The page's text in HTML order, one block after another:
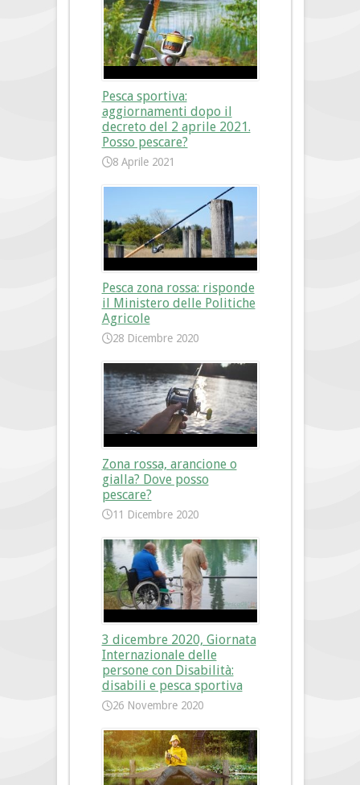
Pesca sportiva:
aggiornamenti dopo il
decreto del 2 aprile 2021.
Posso pescare?
8 Aprile 2021
Pesca zona rossa: risponde
il Ministero delle Politiche
Agricole
28 Dicembre 2020
Zona rossa, arancione o
gialla? Dove posso
pescare?
11 Dicembre 2020
3 dicembre 2020, Giornata
Internazionale delle
persone con Disabilità:
disabili e pesca sportiva
26 Novembre 2020